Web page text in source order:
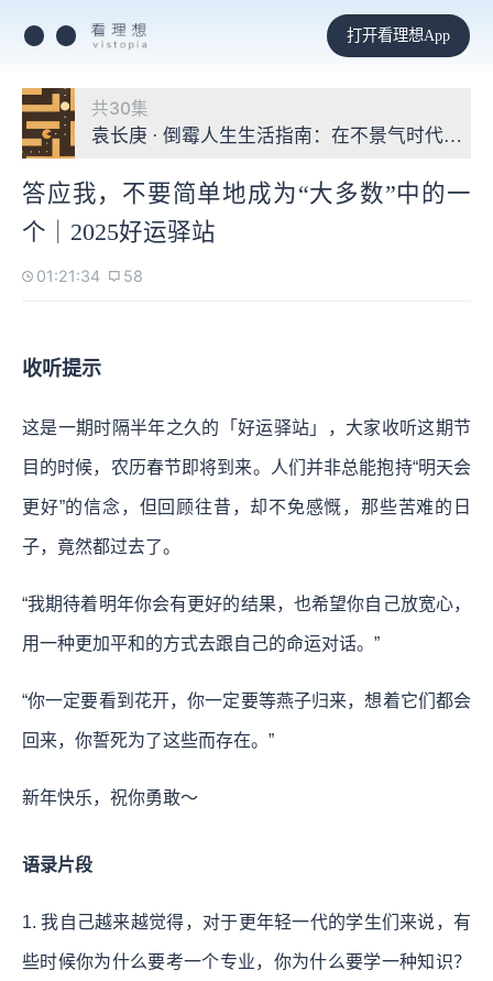
打开看理想App
共30集
袁长庚 · 倒霉人生生活指南：在不景气时代重构
答应我，不要简单地成为“大多数”中的一
个｜2025好运驿站
01:21:34 58
收听提示
这是一期时隔半年之久的「好运驿站」，大家收听这期节
目的时候，农历春节即将到来。人们并非总能抱持“明天会
更好”的信念，但回顾往昔，却不免感慨，那些苦难的日
子，竟然都过去了。
“我期待着明年你会有更好的结果，也希望你自己放宽心，
用一种更加平和的方式去跟自己的命运对话。​”
“你一定要看到花开，你一定要等燕子归来，想着它们都会
回来，你誓死为了这些而存在。”
新年快乐，祝你勇敢～
语录片段
1. 我自己越来越觉得，对于更年轻一代的学生们来说，有
些时候你为什么要考一个专业，你为什么要学一种知识？